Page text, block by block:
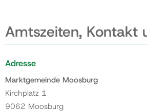
Amtszeiten, Kontakt
Adresse
Marktgemeinde Moosburg
Kirchplatz 1
9062 Moosburg